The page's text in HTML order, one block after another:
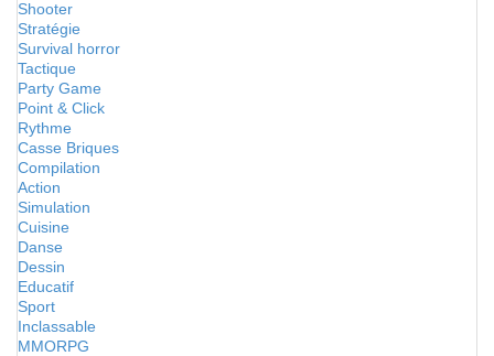
Shooter
Stratégie
Survival horror
Tactique
Party Game
Point & Click
Rythme
Casse Briques
Compilation
Action
Simulation
Cuisine
Danse
Dessin
Educatif
Sport
Inclassable
MMORPG